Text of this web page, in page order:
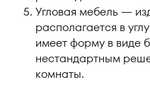
Угловая мебель —
располагается в
имеет форму в виде
нестандартным
комнаты.